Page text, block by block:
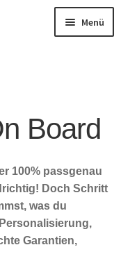
Menü
Untermenü
Board
100% passgenau
Doch Schritt
was du
Garantien,